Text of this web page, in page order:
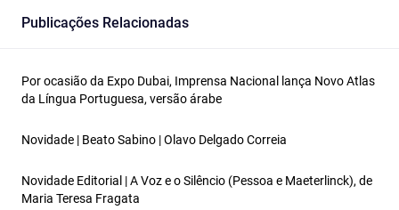
Publicações Relacionadas
Por ocasião da Expo Dubai, Imprensa Nacional lança Novo Atlas
da Língua Portuguesa, versão árabe
Novidade | Beato Sabino | Olavo Delgado Correia
Novidade Editorial | A Voz e o Silêncio (Pessoa e Maeterlinck), de
Maria Teresa Fragata